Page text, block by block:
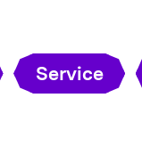
Service